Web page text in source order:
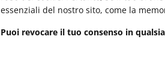
essenziali del nostro sito, come la
Puoi revocare il tuo consenso in